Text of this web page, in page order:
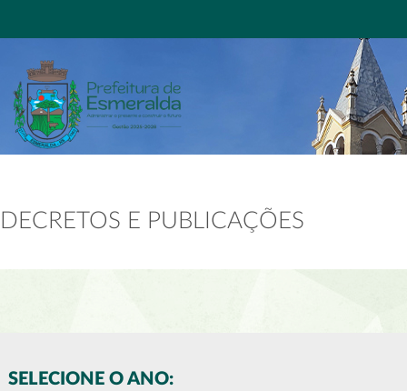
DECRETOS E PUBLICAÇÕES
SELECIONE O ANO: